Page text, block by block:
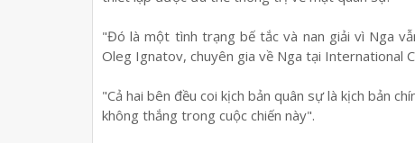
"Đó là một tình trạng bế tắc và nan giải vì Nga
Oleg Ignatov, chuyên gia về Nga tại International
"Cả hai bên đều coi kịch bản quân sự là kịch bản
không thắng trong cuộc chiến này".